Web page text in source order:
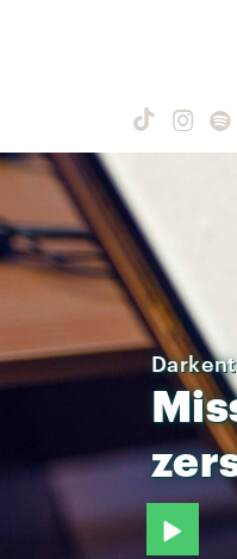
Darkent